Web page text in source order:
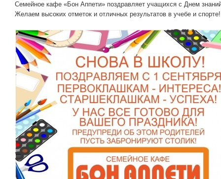
Семейное кафе «Бон Аппети» поздравляет учащихся с Днем
Желаем высоких отметок и отличных результатов в учебе и спорте!